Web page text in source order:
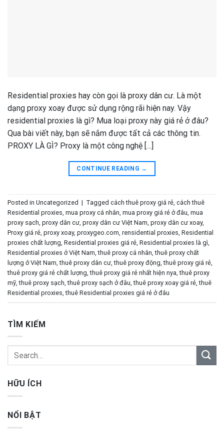
Residential proxies hay còn gọi là proxy dân cư. Là một
dạng proxy xoay được sử dụng rộng rãi hiện nay. Vậy
residential proxies là gì? Mua loại proxy này giá rẻ ở đâu?
Qua bài viết này, bạn sẽ nắm được tất cả các thông tin.
PROXY LÀ GÌ? Proxy là một công nghệ […]
CONTINUE READING →
Posted in Uncategorized | Tagged cách thuê proxy giá rẻ, cách thuê
Residential proxies, mua proxy cá nhân, mua proxy giá rẻ ở đâu, mua
proxy sạch, proxy dân cư, proxy dân cư Việt Nam, proxy dân cư xoay,
Proxy giá rẻ, proxy xoay, proxygeo.com, rensidential proxies, Residential
proxies chất lượng, Residential proxies giá rẻ, Residential proxies là gì,
Residential proxies ở Việt Nam,thuê proxy cá nhân,thuê proxy chất
lượng ở Việt Nam,thuê proxy dân cư,thuê proxy động,thuê proxy giá rẻ,
thuê proxy giá rẻ chất lượng,thuê proxy giá rẻ nhất hiện nya,thuê proxy
mỹ,thuê proxy sạch,thuê proxy sạch ở đâu,thuê proxy xoay giá rẻ,thuê
Residential proxies,thuê Residential proxies giá rẻ ở đâu
TÌM KIẾM
HỮU ÍCH
NỔI BẬT